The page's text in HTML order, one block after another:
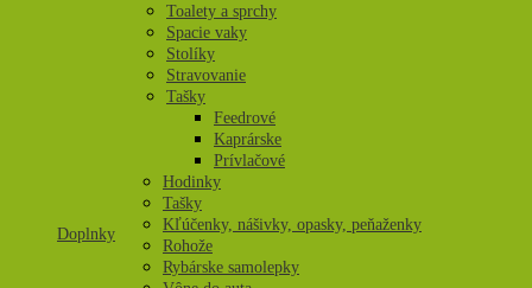
Toalety a sprchy
Spacie vaky
Stolíky
Stravovanie
Tašky
Feedrové
Kaprárske
Prívlačové
Doplnky
Hodinky
Tašky
Kľúčenky, nášivky, opasky, peňaženky
Rohože
Rybárske samolepky